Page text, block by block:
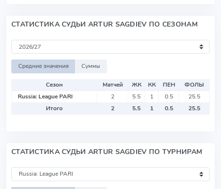
СТАТИСТИКА СУДЬИ ARTUR SAGDIEV ПО СЕЗОНАМ
Средние значения Суммы
Сезон Матчей ЖК КК ПЕН
ФОЛЫ
Russia: League PARI
2 5.5 1 0.5
25.5
Итого
2 5.5 1 0.5 25.5
СТАТИСТИКА СУДЬИ ARTUR SAGDIEV ПО ТУРНИРАМ